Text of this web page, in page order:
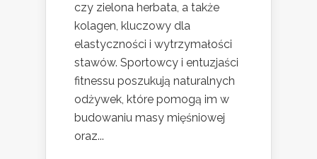
czy zielona herbata, a także
kolagen, kluczowy dla
elastyczności i wytrzymałości
stawów. Sportowcy i entuzjaści
fitnessu poszukują naturalnych
odżywek, które pomogą im w
budowaniu masy mięśniowej
oraz...